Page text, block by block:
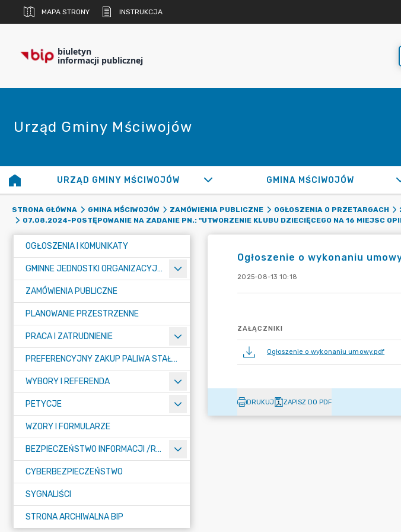
MAPA STRONY INSTRUKCJA
biuletyn
informacji publicznej
Urząd Gminy Mściwojów
URZĄD GMINY MŚCIWOJÓW GMINA MŚCIWOJÓW
STRONA GŁÓWNA GMINA MŚCIWOJÓW ZAMÓWIENIA PUBLICZNE OGŁOSZENIA O PRZETARGACH
07.08.2024-POSTĘPOWANIE NA ZADANIE PN.: "UTWORZENIE KLUBU DZIECIĘCEGO NA 16 MIEJSC
OGŁOSZENIA I KOMUNIKATY
GMINNE JEDNOSTKI ORGANIZACYJNE
ZAMÓWIENIA PUBLICZNE
PLANOWANIE PRZESTRZENNE
PRACA I ZATRUDNIENIE
PREFERENCYJNY ZAKUP PALIWA STAŁEGO
WYBORY I REFERENDA
PETYCJE
WZORY I FORMULARZE
BEZPIECZEŃSTWO INFORMACJI /RODO/
CYBERBEZPIECZEŃSTWO
SYGNALIŚCI
STRONA ARCHIWALNA BIP
Ogłoszenie o wykonaniu
2025-08-13 10:18
ZAŁĄCZNIKI
Ogłoszenie o wykonaniu umowy.pdf
DRUKUJ ZAPISZ DO PDF